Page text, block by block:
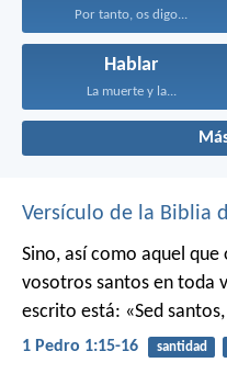
Por tanto, os digo...
Hablar
La muerte y la...
Versículo de la Biblia
Sino, así como aquel
vosotros santos en toda
escrito está: «Sed
1 Pedro 1:15-16 santidad